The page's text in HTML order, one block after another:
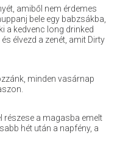
amiből nem érdemes
bele egy babzsákba,
a kedvenc long drinked
élvezd a zenét, amit Dirty
minden vasárnap
részese a magasba emelt
hét után a napfény, a